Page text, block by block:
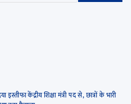
इस्तीफा केंद्रीय शिक्षा मंत्री पद से, छात्रों के भारी